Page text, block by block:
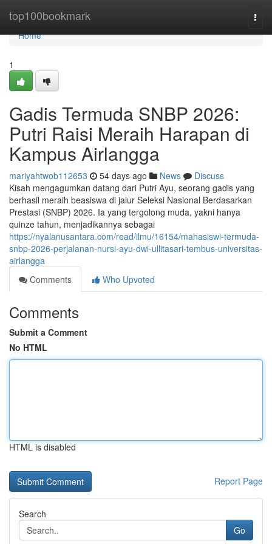
top100bookmark
Home
Home
1
Gadis Termuda SNBP 2026:
Putri Raisi Meraih Harapan di
Kampus Airlangga
mariyahtwob112653 54 days ago News
Discuss
Kisah mengagumkan datang dari Putri Ayu, seorang gadis yang
berhasil meraih beasiswa di jalur Seleksi Nasional Berdasarkan
Prestasi (SNBP) 2026. Ia yang tergolong muda, yakni hanya
quinze tahun, menjadikannya sebagai
https://nyalanusantara.com/read/ilmu/16154/mahasiswi-termuda-
snbp-2026-perjalanan-nursi-ayu-dwi-ullitasari-tembus-universitas-
airlangga
Comments
Who Upvoted
Comments
Submit a Comment
No HTML
HTML is disabled
Report Page
Search
Go